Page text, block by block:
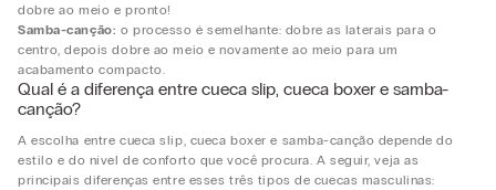
dobre ao meio e pronto!
Samba-canção: o processo é semelhante: dobre as laterais para o
centro, depois dobre ao meio e novamente ao meio para um
acabamento compacto.
Qual é a diferença entre cueca slip, cueca boxer e samba-
canção?
A escolha entre cueca slip, cueca boxer e samba-canção depende do
estilo e do nível de conforto que você procura. A seguir, veja as
principais diferenças entre esses três tipos de cuecas masculinas: